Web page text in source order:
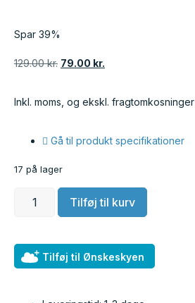
Spar 39%
129.00kr. 79.00 kr.
Inkl. moms, og ekskl. fragtomkosninger
Gå til produkt specifikationer
17 på lager
Tilføj til kurv
Tilføj til Ønskeskyen